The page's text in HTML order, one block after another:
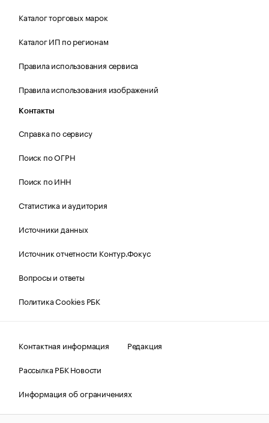
Каталог торговых марок
Каталог ИП по регионам
Правила использования сервиса
Правила использования изображений
Контакты
Справка по сервису
Поиск по ОГРН
Поиск по ИНН
Статистика и аудитория
Источники данных
Источник отчетности Контур.Фокус
Вопросы и ответы
Политика Cookies РБК
Контактная информация
Редакция
Рассылка РБК Новости
Информация об ограничениях
Правовая информация
О соблюдении авторских прав